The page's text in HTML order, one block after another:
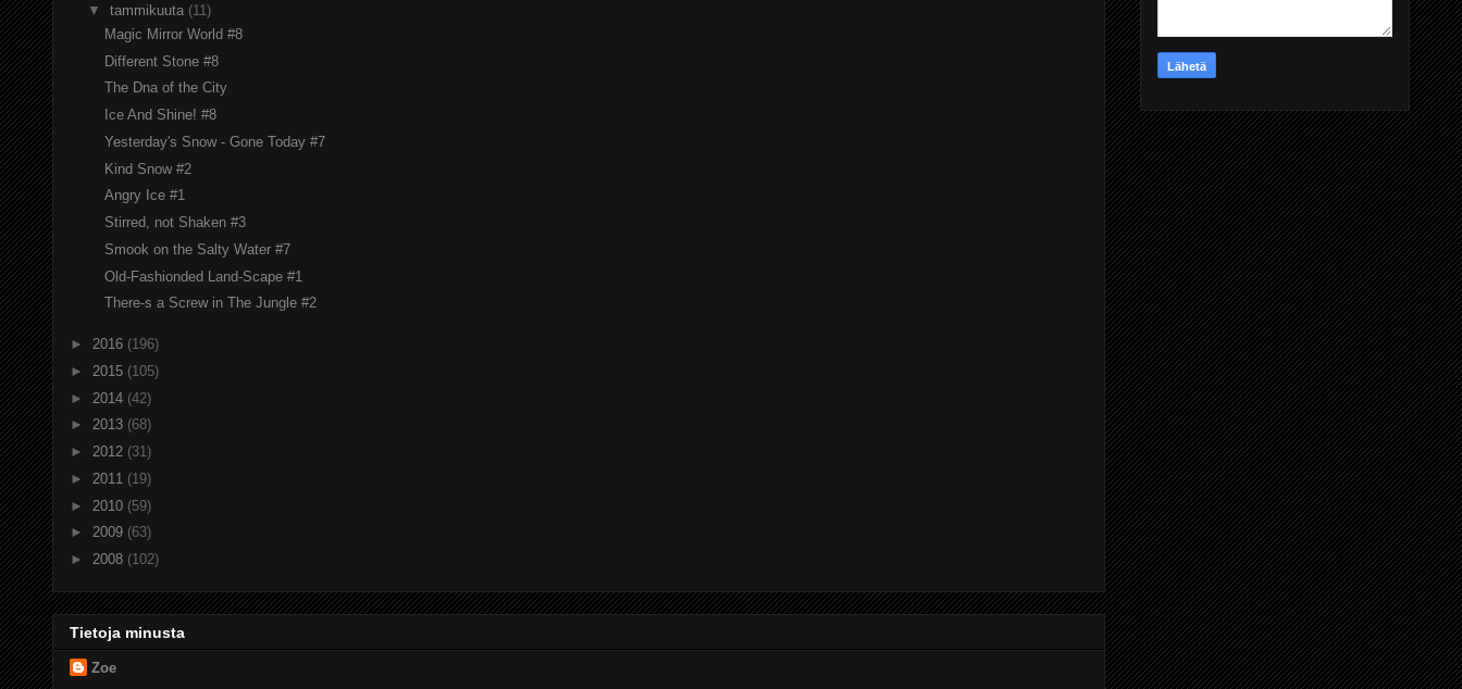
▼ tammikuuta (11)
Magic Mirror World #8
Different Stone #8
The Dna of the City
Ice And Shine! #8
Yesterday's Snow - Gone Today #7
Kind Snow #2
Angry Ice #1
Stirred, not Shaken #3
Smook on the Salty Water #7
Old-Fashionded Land-Scape #1
There-s a Screw in The Jungle #2
► 2016 (196)
► 2015 (105)
► 2014 (42)
► 2013 (68)
► 2012 (31)
► 2011 (19)
► 2010 (59)
► 2009 (63)
► 2008 (102)
Tietoja minusta
Zoe